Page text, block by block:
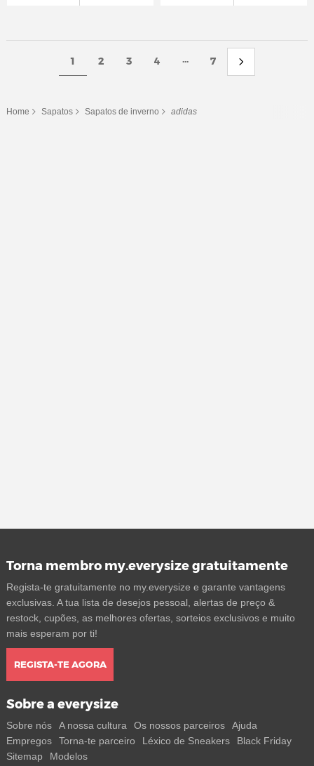
1 2 3 4 ... 7
Home Sapatos Sapatos de inverno adidas
Torna membro my.everysize gratuitamente
Regista-te gratuitamente no my.everysize e garante vantagens
exclusivas. A tua lista de desejos pessoal, alertas de preço &
restock, cupões, as melhores ofertas, sorteios exclusivos e muito
mais esperam por ti!
REGISTA-TE AGORA
Sobre a everysize
Sobre nós A nossa cultura Os nossos parceiros
Ajuda
Empregos
Torna-te parceiro Léxico de Sneakers
Black Friday
Sitemap
Modelos